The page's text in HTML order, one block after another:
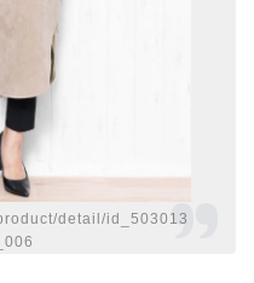
detail/id_503013